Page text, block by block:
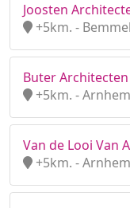
Joosten
+5km. -
Buter Architecten
+5km. -
Van de Looi Van
+5km. -